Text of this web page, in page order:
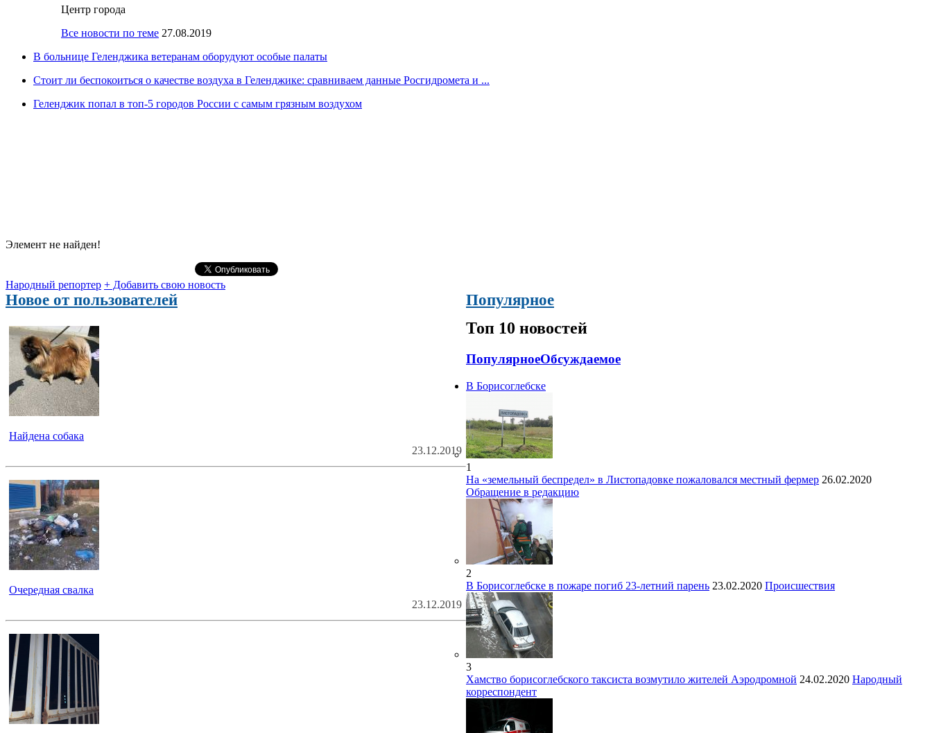
Центр города
Все новости по теме 27.08.2019
В больнице Геленджика ветеранам оборудуют особые палаты
Стоит ли беспокоиться о качестве воздуха в Геленджике: сравниваем данные Росгидромета и ...
Геленджик попал в топ-5 городов России с самым грязным воздухом
Элемент не найден!
Народный репортер + Добавить свою новость
Новое от пользователей
Найдена собака
23.12.2019
Очередная свалка
23.12.2019
Популярное
Топ 10 новостей
ПопулярноеОбсуждаемое
В Борисоглебске
1
На «земельный беспредел» в Листопадовке пожаловался местный фермер 26.02.2020
Обращение в редакцию
2
В Борисоглебске в пожаре погиб 23-летний парень 23.02.2020 Происшествия
3
Хамство борисоглебского таксиста возмутило жителей Аэродромной 24.02.2020 Народный
корреспондент